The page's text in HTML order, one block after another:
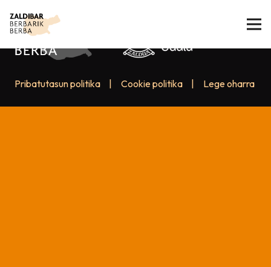
Pribatutasun politika Cookie politika Lege oharra